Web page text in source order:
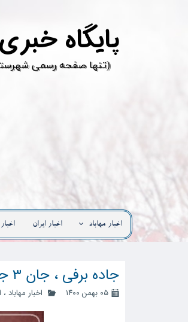
پ
​(تنها صفحه رسمی
اخبار مهاباد اخبار ایران
جاده برفی ، جان ۳ جوان را در حوالی روستای اگریقاش گرفت
۰۵ بهمن ۱۴۰۰ اخبار مهاباد ،